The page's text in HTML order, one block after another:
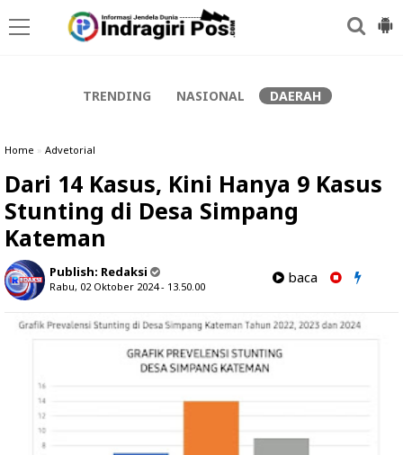
TRENDING NASIONAL DAERAH
Home » Advetorial
Dari 14 Kasus, Kini Hanya 9 Kasus
Stunting di Desa Simpang
Kateman
Publish: Redaksi
Rabu, 02 Oktober 2024 - 13.50.00
baca